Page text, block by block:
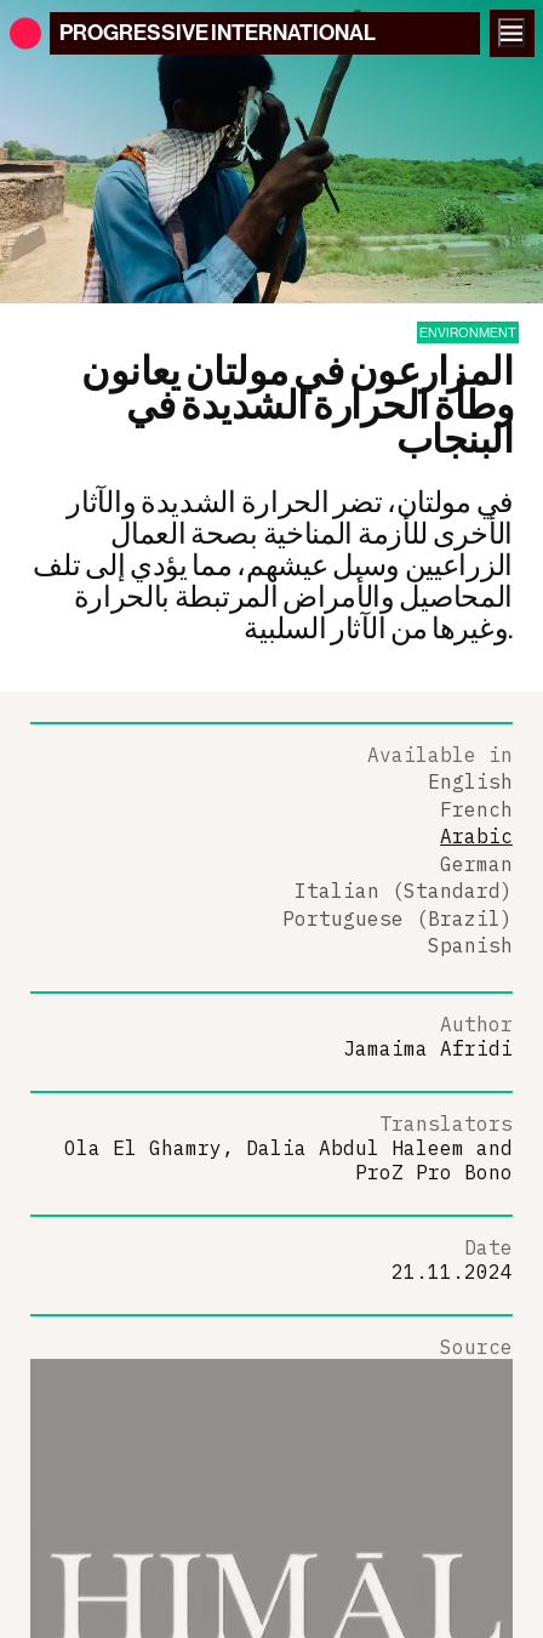
PROGRESSIVEINTERNATIONAL
ENVIRONMENT
المزارعون في مولتان يعانون
وطأة الحرارة الشديدة في
البنجاب
في مولتان، تضر الحرارة الشديدة والآثار
الأخرى للأزمة المناخية بصحة العمال
الزراعيين وسبل عيشهم، مما يؤدي إلى تلف
المحاصيل والأمراض المرتبطة بالحرارة
وغيرها من الآثار السلبية.
Available in
English
French
Arabic
German
Italian (Standard)
Portuguese (Brazil)
Spanish
Author
Jamaima Afridi
Translators
Ola El Ghamry, Dalia Abdul Haleem and
ProZ Pro Bono
Date
21.11.2024
Source